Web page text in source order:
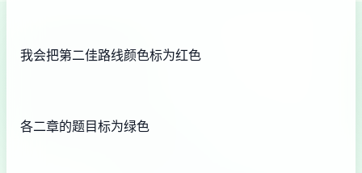
我会把第二佳路线颜色标为红色
各二章的题目标为绿色